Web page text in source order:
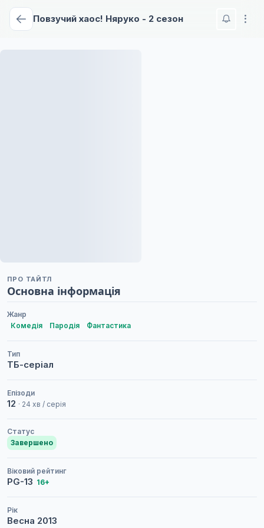
Повзучий хаос! Няруко - 2 сезон
ПРО ТАЙТЛ
Основна інформація
Жанр
Комедія
Пародія Фантастика
Тип
ТБ-серіал
Епізоди
12 · 24 хв / серія
Статус
Завершено
Віковий рейтинг
PG-13 16+
Рік
Весна 2013